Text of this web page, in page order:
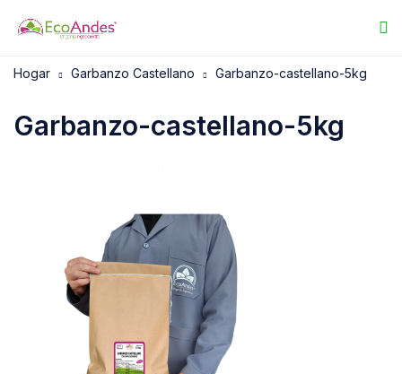
Hogar Garbanzo Castellano Garbanzo-castellano-5kg
Garbanzo-castellano-5kg